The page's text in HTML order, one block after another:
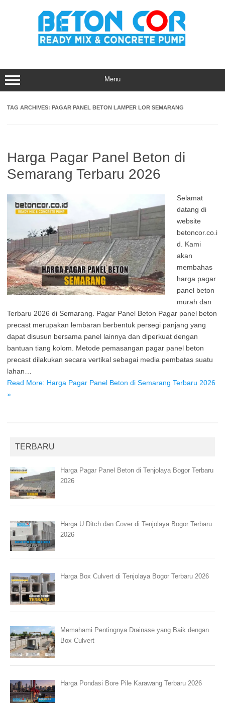
Menu
TAG ARCHIVES: PAGAR PANEL BETON LAMPER LOR SEMARANG
Harga Pagar Panel Beton di
Semarang Terbaru 2026
Selamat
datang di
website
betoncor.co.i
d. Kami
akan
membahas
harga pagar
panel beton
murah dan
Terbaru 2026 di Semarang. Pagar Panel Beton Pagar panel beton
precast merupakan lembaran berbentuk persegi panjang yang
dapat disusun bersama panel lainnya dan diperkuat dengan
bantuan tiang kolom. Metode pemasangan pagar panel beton
precast dilakukan secara vertikal sebagai media pembatas suatu
lahan…
Read More: Harga Pagar Panel Beton di Semarang Terbaru 2026
»
TERBARU
Harga Pagar Panel Beton di Tenjolaya Bogor Terbaru
2026
Harga U Ditch dan Cover di Tenjolaya Bogor Terbaru
2026
Harga Box Culvert di Tenjolaya Bogor Terbaru 2026
Memahami Pentingnya Drainase yang Baik dengan
Box Culvert
Harga Pondasi Bore Pile Karawang Terbaru 2026